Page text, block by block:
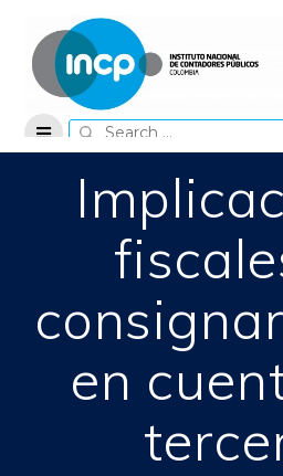
Search
for:
en